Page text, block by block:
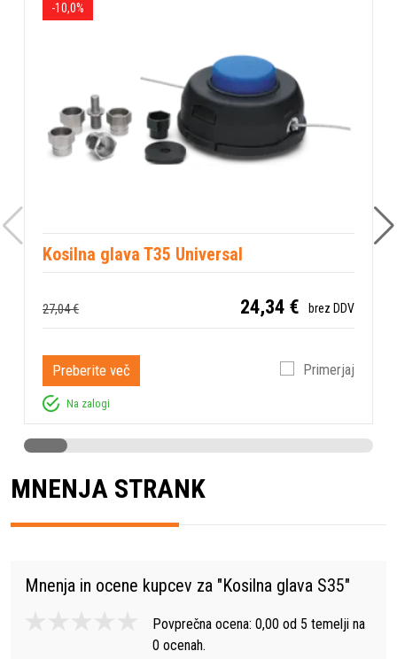
-10,0%
Kosilna glava T35 Universal
27,04 € 24,34 € brez DDV
Preberite več Primerjaj
Na zalogi
MNENJA STRANK
Mnenja in ocene kupcev za "Kosilna glava S35"
Povprečna ocena: 0,00 od 5 temelji na
0 ocenah.